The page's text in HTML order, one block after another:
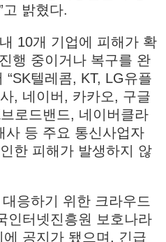
밝혔다.
10개 기업에 피해가 확
행 중이거나 복구를 완
“SK텔레콤, KT, LG유플
, 네이버, 카카오, 구글
로드밴드, 네이버클라
사 등 주요 통신사업자
한 피해가 발생하지 않
응하기 위한 크라우드
인터넷진흥원 보호나라
공지가 됐으며, 긴급